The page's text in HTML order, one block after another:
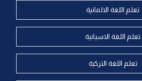
تعلم اللغة الالمانية
تعلم اللغة الاسبانية
تعلم اللغة التركية